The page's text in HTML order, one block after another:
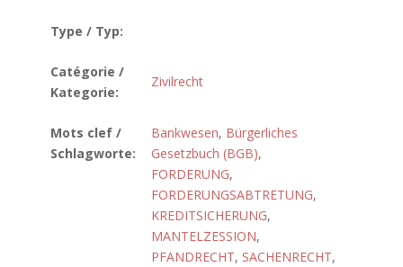
Type / Typ:
Catégorie /
Kategorie:
Zivilrecht
Mots clef /
Schlagworte:
Bankwesen, Bürgerliches
Gesetzbuch (BGB),
FORDERUNG,
FORDERUNGSABTRETUNG,
KREDITSICHERUNG,
MANTELZESSION,
PFANDRECHT, SACHENRECHT,